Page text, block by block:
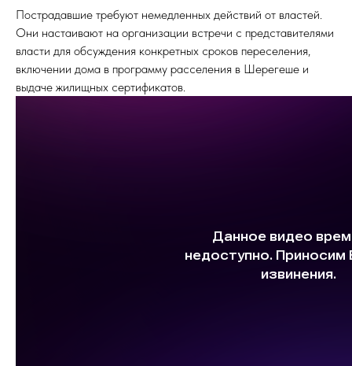
Пострадавшие требуют немедленных действий от властей.
Они настаивают на организации встречи с представителями
власти для обсуждения конкретных сроков переселения,
включении дома в программу расселения в Шерегеше и
выдаче жилищных сертификатов.